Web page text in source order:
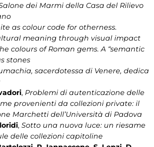
dei Marmi della Casa del Rilievo
as colour code for otherness.
meaning through visual impact
colours of Roman gems. A “semantic
stones
sacerdotessa di Venere, dedica
, Problemi di autenticazione delle
provenienti da collezioni private: il
Marchetti dell’Università di Padova
, Sotto una nuova luce: un riesame
delle collezioni capitoline